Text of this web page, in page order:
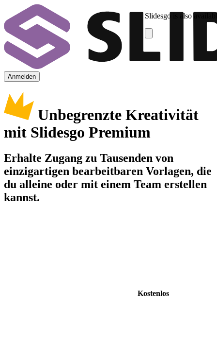
Slidesgo is also
Anmelden
Unbegrenzte Kreativität
mit Slidesgo Premium
Erhalte Zugang zu Tausenden von
einzigartigen bearbeitbaren Vorlagen, die
du alleine oder mit einem Team erstellen
kannst.
Kostenlos